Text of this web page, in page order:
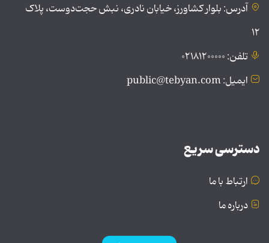
آدرس: بلوار کشاورز، خیابان نادری، نبش حجت‌دوست، پلاک
۱۲
تلفن: ۰۲۱۸۱۲۰۰۰۰۰
ایمیل: public@tebyan.com
دسترسی سریع
ارتباط با ما
درباره ما